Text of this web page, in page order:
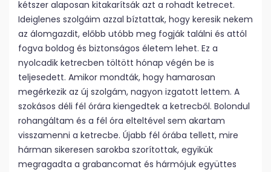
kétszer alaposan kitakarítsák azt a rohadt ketrecet.
Ideiglenes szolgáim azzal bíztattak, hogy keresik nekem
az álomgazdit, előbb utóbb meg fogják találni és attól
fogva boldog és biztonságos életem lehet. Ez a
nyolcadik ketrecben töltött hónap végén be is
teljesedett. Amikor mondták, hogy hamarosan
megérkezik az új szolgám, nagyon izgatott lettem. A
szokásos déli fél órára kiengedtek a ketrecből. Bolondul
rohangáltam és a fél óra elteltével sem akartam
visszamenni a ketrecbe. Újabb fél órába tellett, mire
hárman sikeresen sarokba szorítottak, egyikük
megragadta a grabancomat és hármójuk együttes